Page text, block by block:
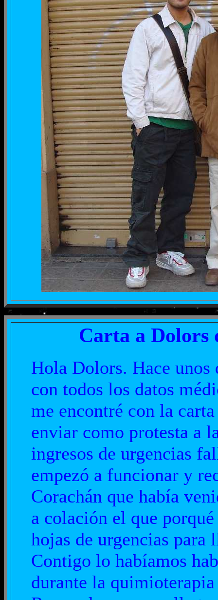
Carta a Dolors
Hola Dolors. Hace unos
con todos los datos
me encontré con la
enviar como protesta a
ingresos de urgencias
empezó a funcionar y
Corachán que había
a colación el que
hojas de urgencias
Contigo lo habíamos
durante la